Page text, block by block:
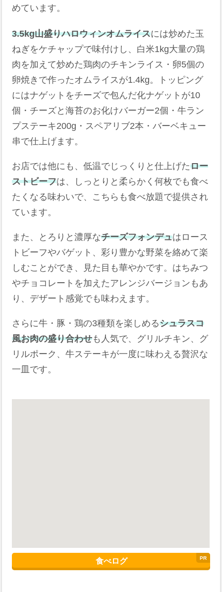
めています。
3.5kg山盛りハロウィンオムライスには炒めた玉
ねぎをケチャップで味付けし、白米1kg大量の鶏
肉を加えて炒めた鶏肉のチキンライス・卵5個の
卵焼きで作ったオムライスが1.4kg。トッピング
にはナゲットをチーズで包んだ化ナゲットが10
個・チーズと海苔のお化けバーガー2個・牛ラン
プステーキ200g・スペアリブ2本・バーベキュー
串で仕上げます。
お店では他にも、低温でじっくりと仕上げたロー
ストビーフは、しっとりと柔らかく何枚でも食べ
たくなる味わいで、こちらも食べ放題で提供され
ています。
また、とろりと濃厚なチーズフォンデュはロース
トビーフやバゲット、彩り豊かな野菜を絡めて楽
しむことができ、見た目も華やかです。はちみつ
やチョコレートを加えたアレンジバージョンもあ
り、デザート感覚でも味わえます。
さらに牛・豚・鶏の3種類を楽しめるシュラスコ
風お肉の盛り合わせも人気で、グリルチキン、グ
リルポーク、牛ステーキが一度に味わえる贅沢な
一皿です。
食べログ